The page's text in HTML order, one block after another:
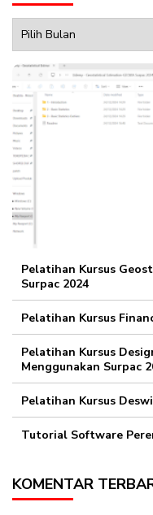
Web
Pelatihan Kursus
Surpac 2024
Pelatihan Kursus
Pelatihan Kursus
Menggunakan Surpac
Pelatihan Kursus
Tutorial Software
KOMENTAR